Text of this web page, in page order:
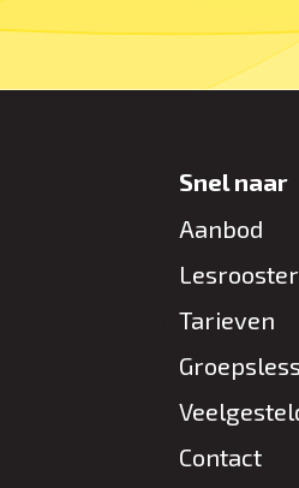
Snel naar
Aanbod
Lesrooster
Tarieven
Contact